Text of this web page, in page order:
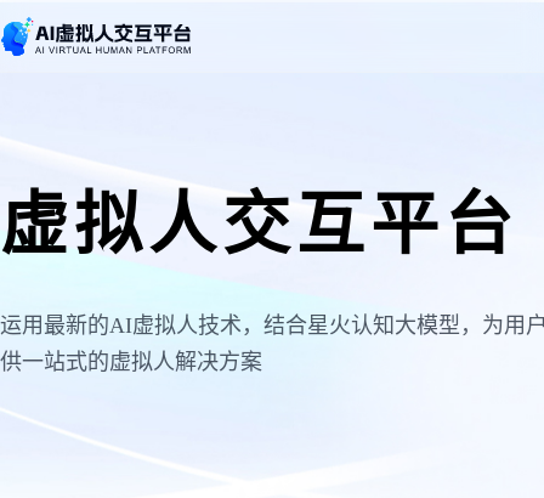
虚拟人交互平台
运用最新的AI虚拟人技术，结合星火认知大模型，为用
供一站式的虚拟人解决方案